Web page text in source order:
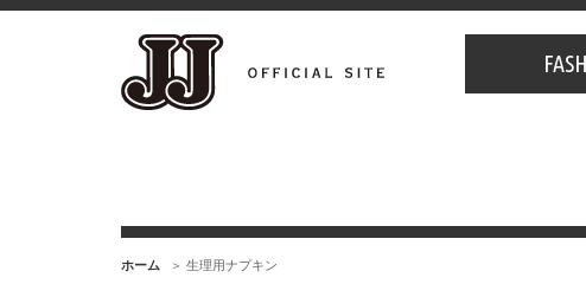
ホーム 生理用ナプキン